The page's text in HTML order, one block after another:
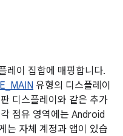
레이 집합에 매핑합니다.
유형의 디스플레이
디스플레이와 같은 추가
점유 영역에는 Android
는 자체 계정과 앱이 있습